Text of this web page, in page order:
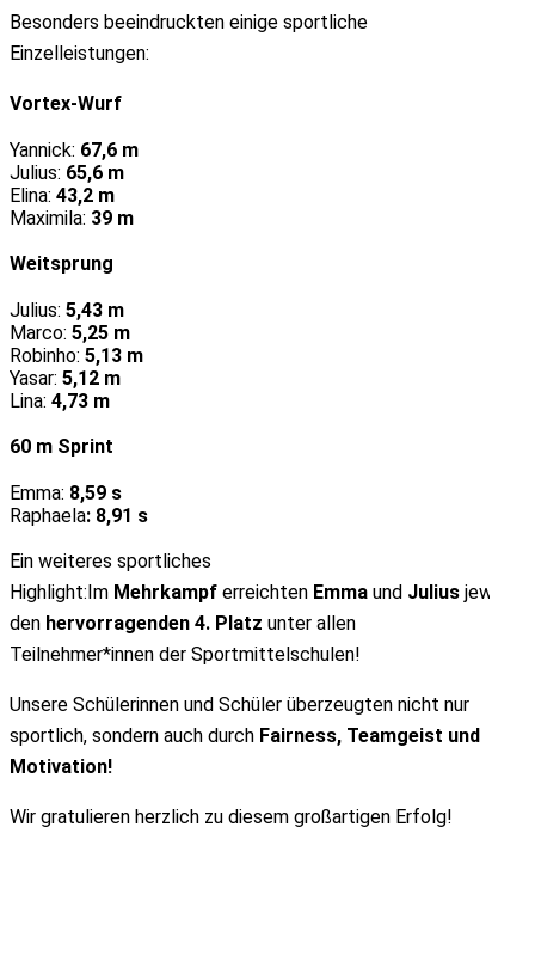
Besonders beeindruckten einige sportliche
Einzelleistungen:
Vortex-Wurf
Yannick: 67,6 m
Julius: 65,6 m
Elina: 43,2 m
Maximila: 39 m
Weitsprung
Julius: 5,43 m
Marco: 5,25 m
Robinho: 5,13 m
Yasar: 5,12 m
Lina: 4,73 m
60 m Sprint
Emma: 8,59 s
Raphaela: 8,91 s
Ein weiteres sportliches
Highlight:Im Mehrkampf erreichten Emma und Julius jeweils
den hervorragenden 4. Platz unter allen
Teilnehmer*innen der Sportmittelschulen!
Unsere Schülerinnen und Schüler überzeugten nicht nur
sportlich, sondern auch durch Fairness, Teamgeist und
Motivation!
Wir gratulieren herzlich zu diesem großartigen Erfolg!